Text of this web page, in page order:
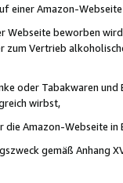
einer Amazon-
Webseite beworben
Vertrieb
oder Tabakwaren
wirbst,
Amazon-Webseite in
gemäß Anhang